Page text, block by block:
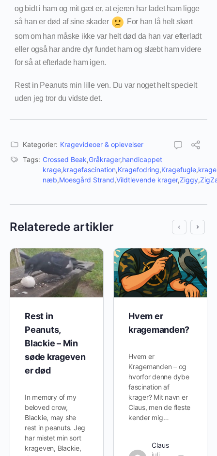
og bidt i ham og mit gæt er, at ejeren har ladet ham ligge
så han er død af sine skader
For han lå helt skørt
som om han måske ikke var helt død da han var efterladt
eller også har andre dyr fundet ham og slæbt ham videre
for så at efterlade ham igen.
Rest in Peanuts min lille ven. Du var noget helt specielt
uden jeg tror du vidste det.
Kategorier: Kragevideoer & oplevelser
Tags: Crossed Beak,Gråkrager,handicappet
krage,kragefascination,Kragefodring,Kragefugle,
næb,Moesgård Strand,Vildtlevende krager,Ziggy,
Relaterede artikler
Rest in
Peanuts,
Blackie – Min
søde krageven
er død
In memory of my
beloved crow,
Blackie, may she
rest in peanuts. Jeg
har mistet min sort
krageven, Blackie,
Hvem er
kragemanden?
Hvem er
Kragemanden – og
hvorfor denne dybe
fascination af
krager? Mit navn er
Claus, men de fleste
kender mig…
Claus
juli